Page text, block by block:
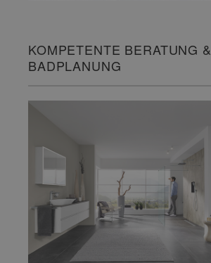
KOMPETENTE BERATUNG &
BADPLANUNG